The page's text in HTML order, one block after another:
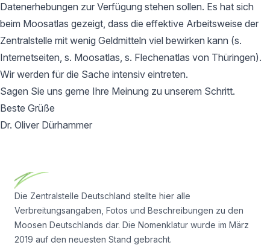
Datenerhebungen zur Verfügung stehen sollen. Es hat sich
beim Moosatlas gezeigt, dass die effektive Arbeitsweise der
Zentralstelle mit wenig Geldmitteln viel bewirken kann (s.
Internetseiten, s. Moosatlas, s. Flechenatlas von Thüringen).
Wir werden für die Sache intensiv eintreten.
Sagen Sie uns gerne Ihre Meinung zu unserem Schritt.
Beste Grüße
Dr. Oliver Dürhammer
Die Zentralstelle Deutschland stellte hier alle
Verbreitungsangaben, Fotos und Beschreibungen zu den
Moosen Deutschlands dar. Die Nomenklatur wurde im März
2019 auf den neuesten Stand gebracht.